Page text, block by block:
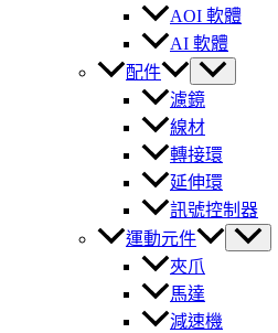
AOI 軟體
AI 軟體
配件
濾鏡
線材
轉接環
延伸環
訊號控制器
運動元件
夾爪
馬達
減速機